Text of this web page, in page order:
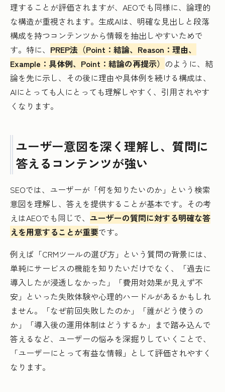
理することが評価されますが、AEOでも同様に、論理的
な構造が重視されます。生成AIは、明確な見出しと段落
構成を持つコンテンツから情報を抽出しやすいためで
す。特に、 PREP法（Point：結論、Reason：理由、
Example：具体例、Point：結論の再提示） のように、結
論を先に示し、その後に理由や具体例を続ける構成は、
AIにとっても人にとっても理解しやすく、引用されやす
くなります。
ユーザー意図を深く理解し、質問に
答えるコンテンツが強い
SEOでは、ユーザーが「何を知りたいのか」という検索
意図を理解し、答えを提供することが基本です。その考
えはAEOでも同じで、 ユーザーの質問に対する明確な答
えを用意することが重要です。
例えば「CRMツールの選び方」という質問の背景には、
単純にサービスの機能を知りたいだけでなく、「過去に
導入したが浸透しなかった」「費用対効果が見えず不
安」といった失敗体験や心理的ハードルがあるかもしれ
ません。「なぜ前回失敗したのか」「誰がどう使うの
か」「導入後の運用体制はどうするか」まで踏み込んで
答えるなど、ユーザーの悩みを深掘りしていくことで、
「ユーザーにとって有益な情報」として評価されやすく
なります。